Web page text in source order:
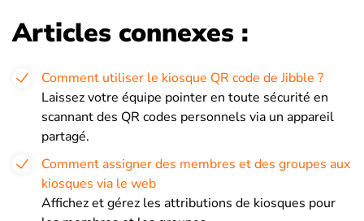
Articles connexes :
Comment utiliser le kiosque QR code de Jibble ?
Laissez votre équipe pointer en toute sécurité en
scannant des QR codes personnels via un appareil
partagé.
Comment assigner des membres et des groupes aux
kiosques via le web
Affichez et gérez les attributions de kiosques pour